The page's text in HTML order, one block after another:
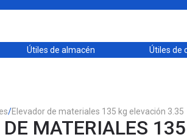
Útiles de almacén Útiles de
/Elevador de materiales 135 kg elevación 3.35
DE MATERIALES